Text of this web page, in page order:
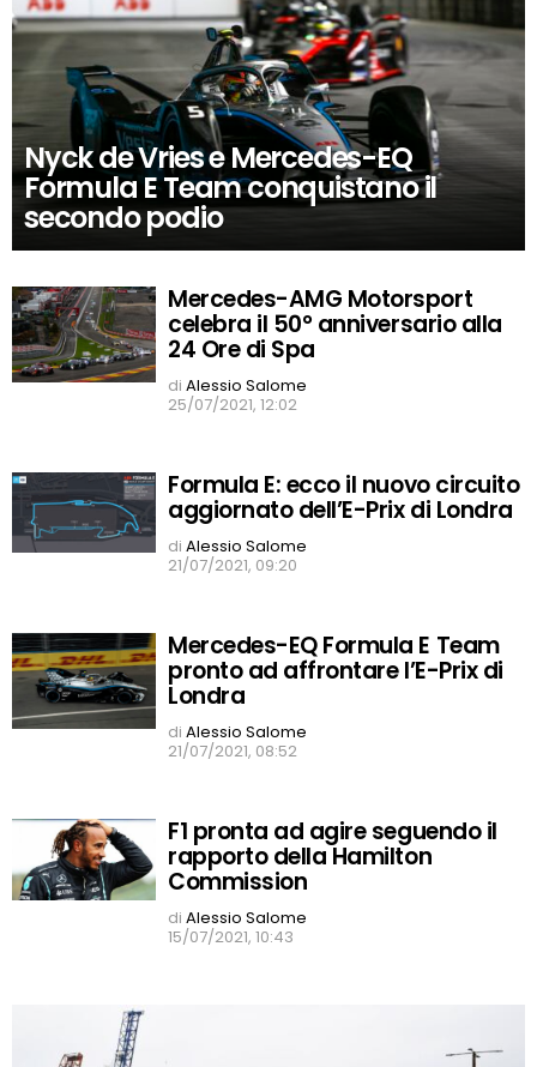
Nyck de Vries e Mercedes-EQ
Formula E Team conquistano il
secondo podio
Mercedes-AMG Motorsport
celebra il 50° anniversario alla
24 Ore di Spa
di Alessio Salome
25/07/2021, 12:02
Formula E: ecco il nuovo circuito
aggiornato dell’E-Prix di Londra
di Alessio Salome
21/07/2021, 09:20
Mercedes-EQ Formula E Team
pronto ad affrontare l’E-Prix di
Londra
di Alessio Salome
21/07/2021, 08:52
F1 pronta ad agire seguendo il
rapporto della Hamilton
Commission
di Alessio Salome
15/07/2021, 10:43